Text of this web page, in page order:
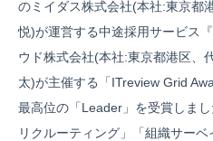
のミイダス株式会社(本社:東京都
悦)が運営する中途採用サービス
ウド株式会社(本社:東京都港区、
太)が主催する「ITreview Grid
最高位の「Leader」を受賞しま
リクルーティング」「組織サー